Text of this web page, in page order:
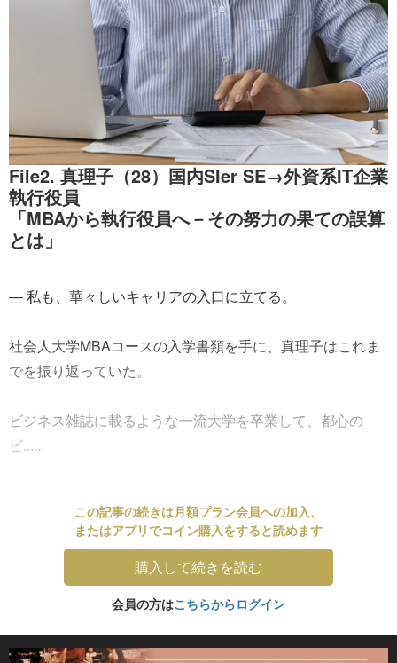
File2. 真理子（28）国内SIer SE→外資系IT企業
執行役員
「MBAから執行役員へ－その努力の果ての誤算
とは」
― 私も、華々しいキャリアの入口に立てる。
社会人大学MBAコースの入学書類を手に、真理子はこれま
でを振り返っていた。
ビジネス雑誌に載るような一流大学を卒業して、都心の
ビ......
この記事の続きは月額プラン会員への加入、
またはアプリでコイン購入をすると読めます
購入して続きを読む
会員の方はこちらからログイン